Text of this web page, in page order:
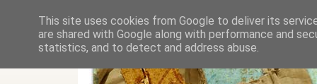
This site uses cookies from Google to deliver its
are shared with Google along with performance and
statistics, and to detect and address abuse.